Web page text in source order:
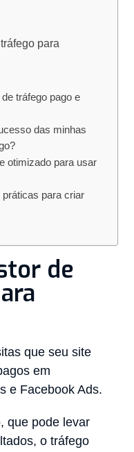
para
tráfego pago e
das minhas
otimizado para usar
para criar
de
que seu site
em
e Facebook Ads.
que pode levar
o tráfego